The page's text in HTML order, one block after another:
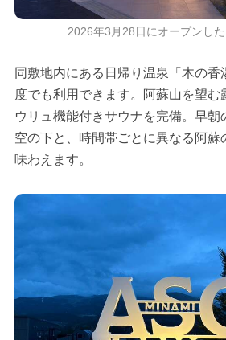
2026年3月28日にオープンした
同敷地内にある日帰り温泉「木の香
度でも利用できます。阿蘇山を望む
ウリュ機能付きサウナを完備。早朝
空の下と、時間帯ごとに異なる阿蘇
味わえます。